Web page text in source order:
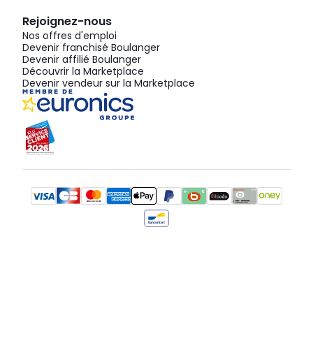
Rejoignez-nous
Nos offres d'emploi
Devenir franchisé Boulanger
Devenir affilié Boulanger
Découvrir la Marketplace
Devenir vendeur sur la Marketplace